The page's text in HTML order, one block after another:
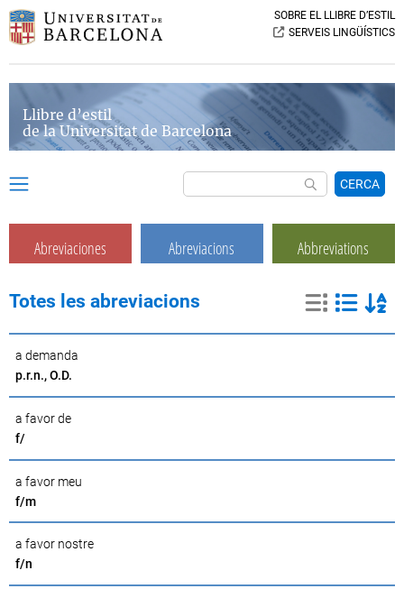
SOBRE EL LLIBRE D’ESTIL
SERVEIS LINGÜÍSTICS
Llibre d’estil
de la Universitat de Barcelona
CERCA
Abreviaciones Abreviacions Abbreviations
Totes les abreviacions
a demanda
p.r.n., O.D.
a favor de
f/
a favor meu
f/m
a favor nostre
f/n